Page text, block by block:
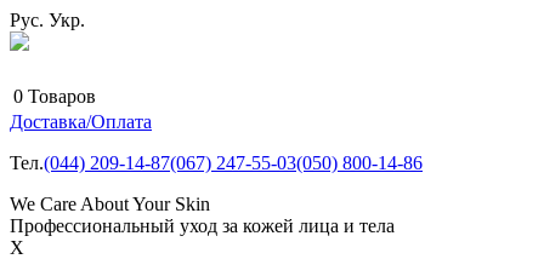
Рус. Укр.
0 Товаров
Доставка/Оплата
Тел.(044) 209-14-87(067) 247-55-03(050) 800-14-86
We Care About Your Skin
Профессиональный уход за кожей лица и тела
X